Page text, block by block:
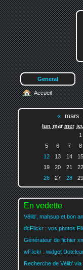
General
Accueil
«mars
lun mar mer
1
5
6 7 8
12
13 14 15
19
20 21 22
26
27 28 29
En vedette
Vélib', mahsup et bon
dcFlickr : vos photos
Générateur de fichier
wFlickr : widget
Recherche de Vélib' via